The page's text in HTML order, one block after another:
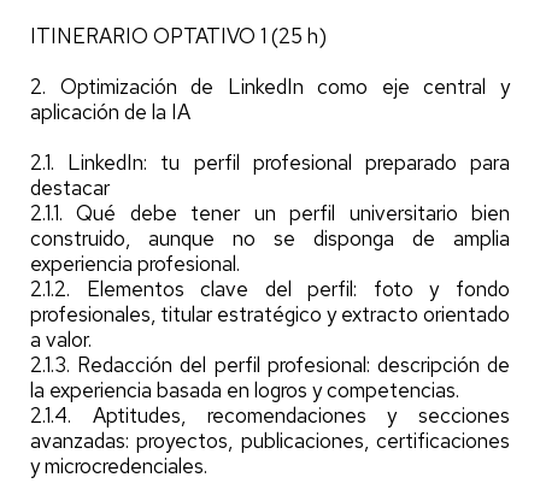
ITINERARIO OPTATIVO 1 (25 h)
2. Optimización de LinkedIn como eje central y
aplicación de la IA
2.1. LinkedIn: tu perfil profesional preparado para
destacar
2.1.1. Qué debe tener un perfil universitario bien
construido, aunque no se disponga de amplia
experiencia profesional.
2.1.2. Elementos clave del perfil: foto y fondo
profesionales, titular estratégico y extracto orientado
a valor.
2.1.3. Redacción del perfil profesional: descripción de
la experiencia basada en logros y competencias.
2.1.4. Aptitudes, recomendaciones y secciones
avanzadas: proyectos, publicaciones, certificaciones
y microcredenciales.